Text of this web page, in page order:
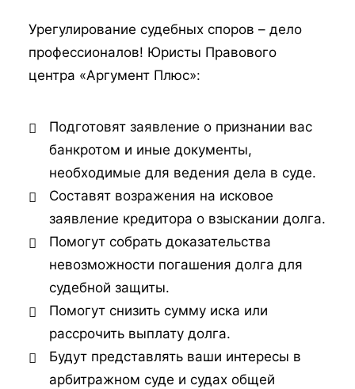
Урегулирование судебных споров – дело
профессионалов! Юристы Правового
центра «Аргумент Плюс»:
Подготовят заявление о признании вас
банкротом и иные документы,
необходимые для ведения дела в суде.
Составят возражения на исковое
заявление кредитора о взыскании долга.
Помогут собрать доказательства
невозможности погашения долга для
судебной защиты.
Помогут снизить сумму иска или
рассрочить выплату долга.
Будут представлять ваши интересы в
арбитражном суде и судах общей